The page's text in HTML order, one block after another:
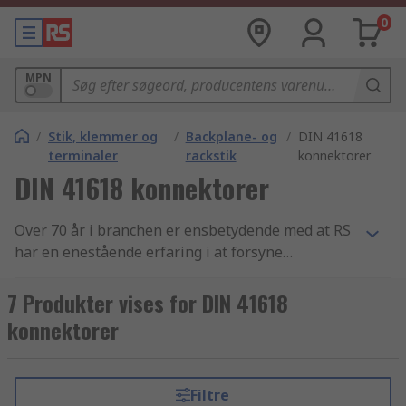
0
MPN
/ Stik, klemmer og
terminaler
/ Backplane- og
rackstik
/ DIN 41618
konnektorer
DIN 41618 konnektorer
Over 70 år i branchen er ensbetydende med at RS
har en enestående erfaring i at forsyne
DIN 41618 konnektorer og
elektronikkomponenter. Vi yder support til
teknikere i hele verden gennem distribution af
telekommunikationsstik produkter til kunder i
7 Produkter vises for DIN 41618
konnektorer
Filtre